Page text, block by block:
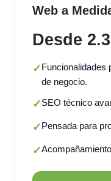
Web a
Desde
✓Funcionalidades
de negocio.
✓SEO técnico
✓Pensada para
✓